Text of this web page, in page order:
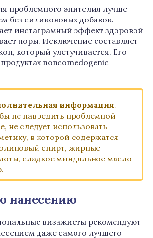
проблемного эпителия лучше
без силиконовых добавок.
инстаграмный эффект здоровой
поры. Исключение составляет
который улетучивается. Его
noncomеdogenic
информация.
не навредить проблемной
не следует использовать
в которой содержатся
спирт, жирные
сладкое миндальное масло
нанесению
визажисты рекомендуют
даже самого лучшего